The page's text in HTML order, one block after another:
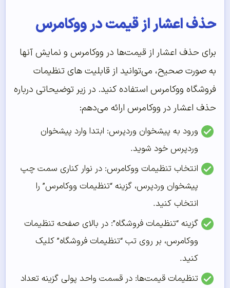
حذف اعشار از قیمت در ووکامرس
برای حذف اعشار از قیمت‌ها در ووکامرس و نمایش آنها
به صورت صحیح، می‌توانید از قابلیت های تنظیمات
فروشگاه ووکامرس استفاده کنید. در زیر توضیحاتی درباره
حذف اعشار در ووکامرس ارائه می‌دهم:
ورود به پیشخوان وردپرس: ابتدا وارد پیشخوان
وردپرس خود شوید.
انتخاب تنظیمات ووکامرس: در نوار کناری سمت چپ
پیشخوان وردپرس، گزینه “تنظیمات ووکامرس” را
انتخاب کنید.
گزینه “تنظیمات فروشگاه”: در بالای صفحه تنظیمات
ووکامرس، بر روی تب “تنظیمات فروشگاه” کلیک
کنید.
تنظیمات قیمت‌ها: در قسمت واحد پولی گزینه تعداد